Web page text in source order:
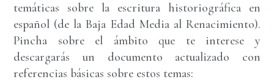
temáticas sobre la escritura historiográfica en
español (de la Baja Edad Media al Renacimiento).
Pincha sobre el ámbito que te interese y
descargarás un documento actualizado con
referencias básicas sobre estos temas: